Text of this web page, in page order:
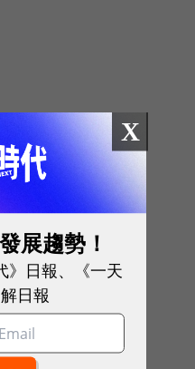
X
展趨勢！
》日報、《一天
日報